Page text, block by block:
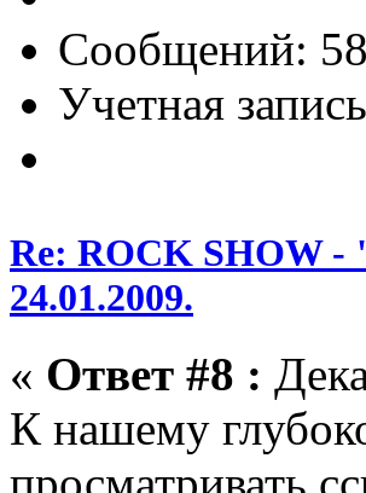
Сообщений:
Учетная
Re: ROCK SHOW -
24.01.2009.
« Ответ #8 :
К нашему